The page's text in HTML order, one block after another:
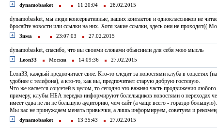
dynamobasket 11:20:04 28.02.2015
dynamobasket, мы люди консервативные, ваших контактов и одноклассников не
бросайте новости или ссылки на них. Хотя какие ссылки, здесь они не проходят((
Зима 23:07:03 27.02.2015
dynamobasket, спасибо, что вы своими словами обьяснили для себя мою мысль
Leon33 Москва 14:09:36 27.02.2015
Leon33, каждый предпочитает свое. Кто-то следит за новостями клуба в соцсетях
удобнее с телефона), а кто-то, как вы, предпочитает старую добрую гостевую.
Что же касается соцсетей в целом, то сегодня это важная часть продвижения
примеру, клубы НБА нередко информируют болельщиков новостями о переходах
имеет едва не ли не большую аудиторию, чем сайт (а чаще всего - гораздо большую).
Мы вас не принуждаем менять привычки, а лишь информируем, советуем и
dynamobasket 13:35:43 27.02.2015